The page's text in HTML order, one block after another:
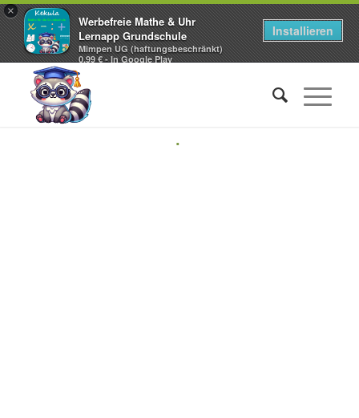
×
Werbefreie Mathe & Uhr
Lernapp Grundschule
Mimpen UG (haftungsbeschränkt)
0,99 € - In Google Play
Installieren